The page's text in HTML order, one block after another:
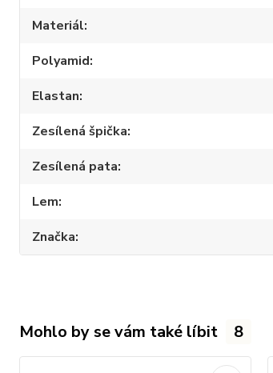
Materiál
Polyamid
Elastan
Zesílená špička
Zesílená pata
Lem
Značka
Mohlo by se vám také líbit 8